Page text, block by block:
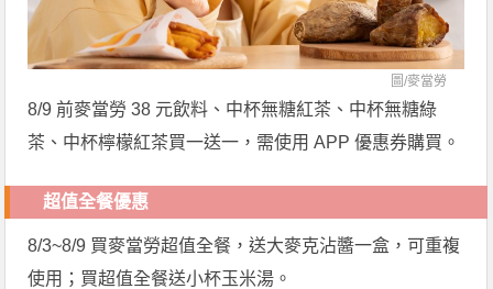
圖/麥當勞
8/9 前麥當勞 38 元飲料、中杯無糖紅茶、中杯無糖綠
茶、中杯檸檬紅茶買一送一，需使用 APP 優惠券購買。
超值全餐優惠
8/3~8/9 買麥當勞超值全餐，送大麥克沾醬一盒，可重複
使用；買超值全餐送小杯玉米湯。